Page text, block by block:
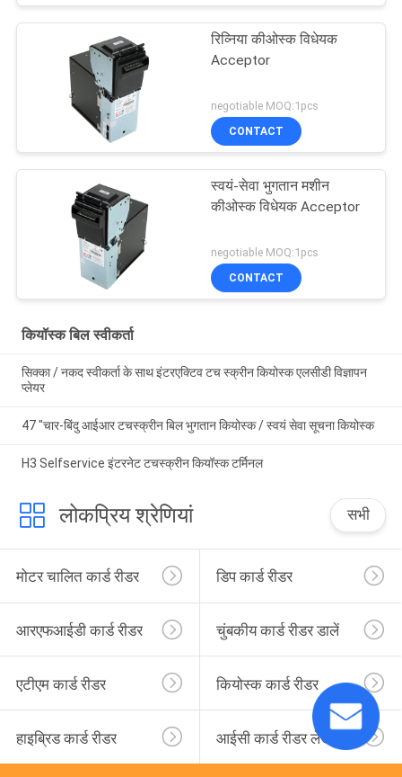
रिव्निया कीओस्क विधेयक
Acceptor
negotiable MOQ:1pcs
CONTACT
स्वयं-सेवा भुगतान मशीन
कीओस्क विधेयक Acceptor
negotiable MOQ:1pcs
CONTACT
कियॉस्क बिल स्वीकर्ता
सिक्का / नकद स्वीकर्ता के साथ इंटरएक्टिव टच स्क्रीन कियोस्क एलसीडी विज्ञापन
प्लेयर
47 "चार-बिंदु आईआर टचस्क्रीन बिल भुगतान कियोस्क / स्वयं सेवा सूचना कियोस्क
H3 Selfservice इंटरनेट टचस्क्रीन कियॉस्क टर्मिनल
लोकप्रिय श्रेणियां सभी
मोटर चालित कार्ड रीडर डिप कार्ड रीडर
आरएफआईडी कार्ड रीडर चुंबकीय कार्ड रीडर डालें
एटीएम कार्ड रीडर कियोस्क कार्ड रीडर
हाइब्रिड कार्ड रीडर आईसी कार्ड रीडर लेखक